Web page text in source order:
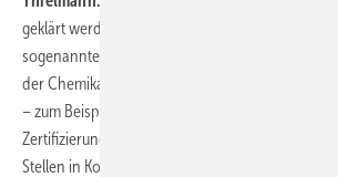
geklärt werden müssen. Viele Details werden erst
sogenannten Durchführungsverordnungen
der Chemikalienklimaschutzverordnung für
– zum Beispiel die Anforderungen an die
Zertifizierungen für Fachkräfte. Hier sind wir mit
Stellen in Kontakt und wurden zur Mitarbeit